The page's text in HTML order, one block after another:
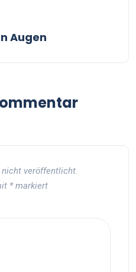
Augen
veröffentlicht.
*markiert